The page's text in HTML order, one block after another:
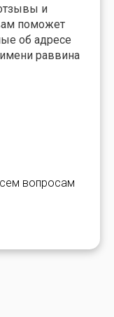
и
поможет
об адресе
раввина
вопросам